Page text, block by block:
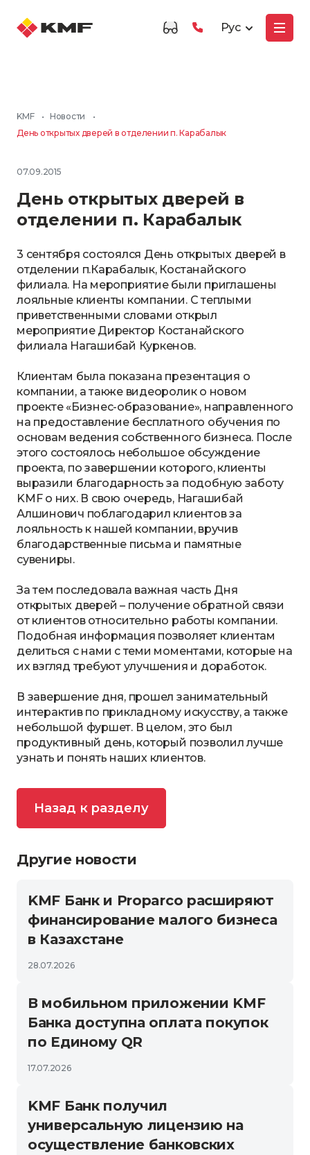
Рус
KMF • Новости
•
День открытых дверей в отделении п. Карабалык
07.09.2015
День открытых дверей в
отделении п. Карабалык
3 сентября состоялся День открытых дверей в
отделении п.Карабалык, Костанайского
филиала. На мероприятие были приглашены
лояльные клиенты компании. С теплыми
приветственными словами открыл
мероприятие Директор Костанайского
филиала Нагашибай Куркенов.
Клиентам была показана презентация о
компании, а также видеоролик о новом
проекте «Бизнес-образование», направленного
на предоставление бесплатного обучения по
основам ведения собственного бизнеса. После
этого состоялось небольшое обсуждение
проекта, по завершении которого, клиенты
выразили благодарность за подобную заботу
KMF о них. В свою очередь, Нагашибай
Алшинович поблагодарил клиентов за
лояльность к нашей компании, вручив
благодарственные письма и памятные
сувениры.
За тем последовала важная часть Дня
открытых дверей – получение обратной связи
от клиентов относительно работы компании.
Подобная информация позволяет клиентам
делиться с нами с теми моментами, которые на
их взгляд требуют улучшения и доработок.
В завершение дня, прошел занимательный
интерактив по прикладному искусству, а также
небольшой фуршет. В целом, это был
продуктивный день, который позволил лучше
узнать и понять наших клиентов.
Назад к разделу
Другие новости
KMF Банк и Proparco расширяют
финансирование малого бизнеса
в Казахстане
28.07.2026
В мобильном приложении KMF
Банка доступна оплата покупок
по Единому QR
17.07.2026
KMF Банк получил
универсальную лицензию на
осуществление банковских